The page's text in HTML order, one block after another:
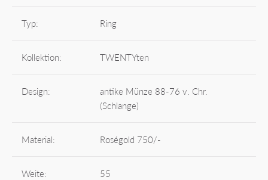
Typ: Ring
Kollektion: TWENTYten
Design:
antike Münze 88-76 v. Chr.
(Schlange)
Material: Roségold 750/-
Weite: 55